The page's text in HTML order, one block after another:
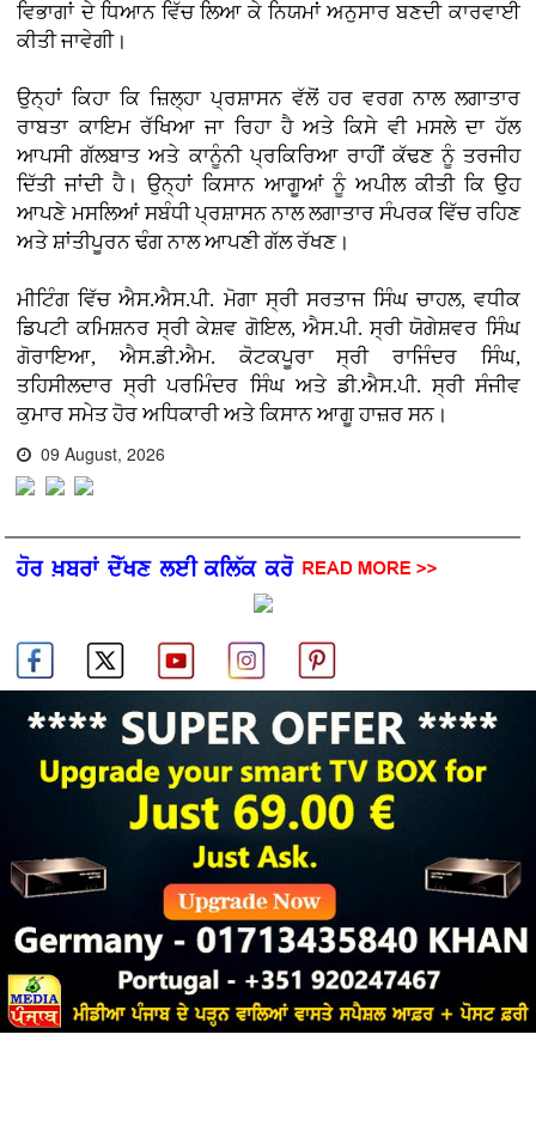
ਵਿਭਾਗਾਂ ਦੇ ਧਿਆਨ ਵਿੱਚ ਲਿਆ ਕੇ ਨਿਯਮਾਂ ਅਨੁਸਾਰ ਬਣਦੀ ਕਾਰਵਾਈ
ਕੀਤੀ ਜਾਵੇਗੀ।
ਉਨ੍ਹਾਂ ਕਿਹਾ ਕਿ ਜ਼ਿਲ੍ਹਾ ਪ੍ਰਸ਼ਾਸਨ ਵੱਲੋਂ ਹਰ ਵਰਗ ਨਾਲ ਲਗਾਤਾਰ
ਰਾਬਤਾ ਕਾਇਮ ਰੱਖਿਆ ਜਾ ਰਿਹਾ ਹੈ ਅਤੇ ਕਿਸੇ ਵੀ ਮਸਲੇ ਦਾ ਹੱਲ
ਆਪਸੀ ਗੱਲਬਾਤ ਅਤੇ ਕਾਨੂੰਨੀ ਪ੍ਰਕਿਰਿਆ ਰਾਹੀਂ ਕੱਢਣ ਨੂੰ ਤਰਜੀਹ
ਦਿੱਤੀ ਜਾਂਦੀ ਹੈ। ਉਨ੍ਹਾਂ ਕਿਸਾਨ ਆਗੂਆਂ ਨੂੰ ਅਪੀਲ ਕੀਤੀ ਕਿ ਉਹ
ਆਪਣੇ ਮਸਲਿਆਂ ਸਬੰਧੀ ਪ੍ਰਸ਼ਾਸਨ ਨਾਲ ਲਗਾਤਾਰ ਸੰਪਰਕ ਵਿੱਚ ਰਹਿਣ
ਅਤੇ ਸ਼ਾਂਤੀਪੂਰਨ ਢੰਗ ਨਾਲ ਆਪਣੀ ਗੱਲ ਰੱਖਣ।
ਮੀਟਿੰਗ ਵਿੱਚ ਐਸ.ਐਸ.ਪੀ. ਮੋਗਾ ਸ੍ਰੀ ਸਰਤਾਜ ਸਿੰਘ ਚਾਹਲ, ਵਧੀਕ
ਡਿਪਟੀ ਕਮਿਸ਼ਨਰ ਸ੍ਰੀ ਕੇਸ਼ਵ ਗੋਇਲ, ਐਸ.ਪੀ. ਸ੍ਰੀ ਯੋਗੇਸ਼ਵਰ ਸਿੰਘ
ਗੋਰਾਇਆ, ਐਸ.ਡੀ.ਐਮ. ਕੋਟਕਪੂਰਾ ਸ੍ਰੀ ਰਾਜਿੰਦਰ ਸਿੰਘ,
ਤਹਿਸੀਲਦਾਰ ਸ੍ਰੀ ਪਰਮਿੰਦਰ ਸਿੰਘ ਅਤੇ ਡੀ.ਐਸ.ਪੀ. ਸ੍ਰੀ ਸੰਜੀਵ
ਕੁਮਾਰ ਸਮੇਤ ਹੋਰ ਅਧਿਕਾਰੀ ਅਤੇ ਕਿਸਾਨ ਆਗੂ ਹਾਜ਼ਰ ਸਨ।
09 August, 2026